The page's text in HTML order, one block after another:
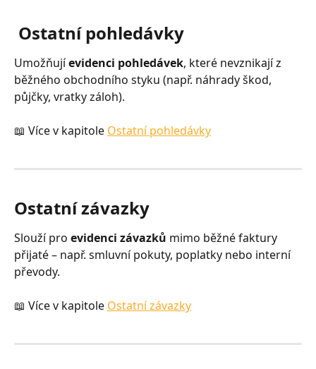
Ostatní pohledávky
Umožňují evidenci pohledávek, které nevznikají z
běžného obchodního styku (např. náhrady škod,
půjčky, vratky záloh).
📖 Více v kapitole Ostatní pohledávky
Ostatní závazky
Slouží pro evidenci závazků mimo běžné faktury
přijaté – např. smluvní pokuty, poplatky nebo interní
převody.
📖 Více v kapitole Ostatní závazky